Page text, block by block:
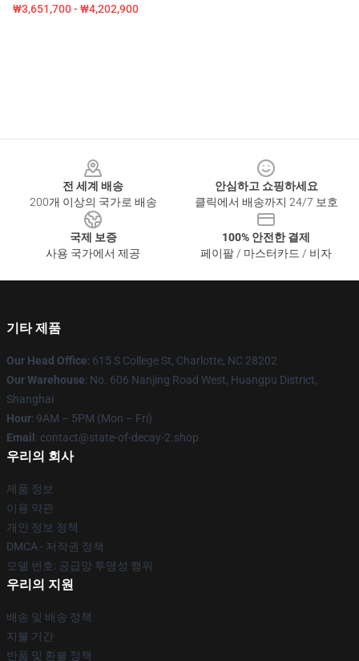
₩3,651,700 - ₩4,202,900
전 세계 배송
200개 이상의 국가로 배송
안심하고 쇼핑하세요
클릭에서 배송까지 24/7 보호
국제 보증
사용 국가에서 제공
100% 안전한 결제
페이팔 / 마스터카드 / 비자
기타 제품
Our Head Office: 615 S College St, Charlotte, NC 28202
Our Warehouse: No. 606 Nanjing Road West, Huangpu District,
Shanghai
Hour: 9AM – 5PM (Mon – Fri)
Email : contact@state-of-decay-2.shop
우리의 회사
제품 정보
이용 약관
개인 정보 정책
DMCA - 저작권 정책
모델 번호: 공급망 투명성 행위
우리의 지원
배송 및 배송 정책
지불 기간
반품 및 환불 정책